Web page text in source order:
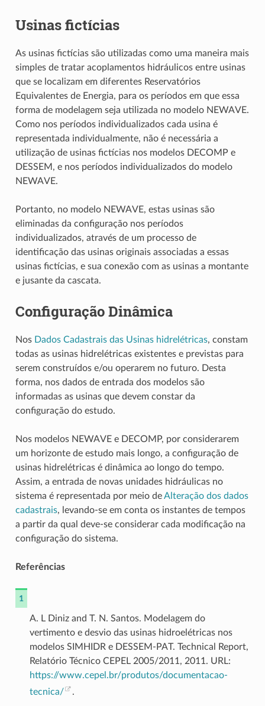
Usinas fictícias
As usinas fictícias são utilizadas como uma maneira mais
simples de tratar acoplamentos hidráulicos entre usinas
que se localizam em diferentes Reservatórios
Equivalentes de Energia, para os períodos em que essa
forma de modelagem seja utilizada no modelo NEWAVE.
Como nos períodos individualizados cada usina é
representada individualmente, não é necessária a
utilização de usinas fictícias nos modelos DECOMP e
DESSEM, e nos períodos individualizados do modelo
NEWAVE.
Portanto, no modelo NEWAVE, estas usinas são
eliminadas da configuração nos períodos
individualizados, através de um processo de
identificação das usinas originais associadas a essas
usinas fictícias, e sua conexão com as usinas a montante
e jusante da cascata.
Configuração Dinâmica
Nos Dados Cadastrais das Usinas hidrelétricas, constam
todas as usinas hidrelétricas existentes e previstas para
serem construídos e/ou operarem no futuro. Desta
forma, nos dados de entrada dos modelos são
informadas as usinas que devem constar da
configuração do estudo.
Nos modelos NEWAVE e DECOMP, por considerarem
um horizonte de estudo mais longo, a configuração de
usinas hidrelétricas é dinâmica ao longo do tempo.
Assim, a entrada de novas unidades hidráulicas no
sistema é representada por meio deAlteração dos dados
cadastrais, levando-se em conta os instantes de tempos
a partir da qual deve-se considerar cada modificação na
configuração do sistema.
Referências
1
A. L Diniz and T. N. Santos. Modelagem do
vertimento e desvio das usinas hidroelétricas nos
modelos SIMHIDR e DESSEM-PAT. Technical Report,
Relatório Técnico CEPEL 2005/2011, 2011. URL:
https://www.cepel.br/produtos/documentacao-
tecnica/
.